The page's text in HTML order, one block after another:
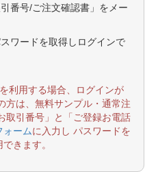
番号/ご注文確認書」をメー
ワードを取得しログインで
利用する場合、ログインが
方は、無料サンプル・通常注
取引番号」と「ご登録お電話
ォームに入力し パスワードを
きます。